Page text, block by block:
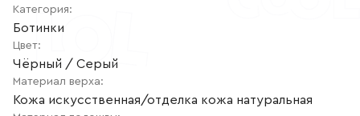
Категория:
Ботинки
Цвет:
Чёрный / Серый
Материал верха:
Кожа искусственная/отделка кожа натуральная